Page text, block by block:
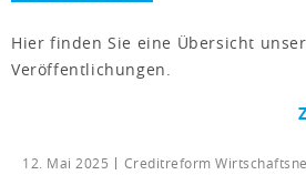
Hier finden Sie eine Übersicht
Veröffentlichungen.
12. Mai 2025 Creditreform